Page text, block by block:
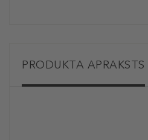
PRODUKTA APRAKSTS